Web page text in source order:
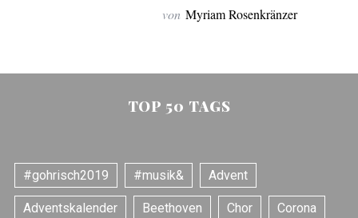
von Myriam Rosenkränzer
TOP 50 TAGS
#gohrisch2019 #musik& Advent
Adventskalender Beethoven Chor Corona